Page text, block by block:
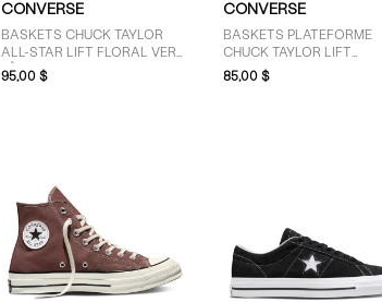
CONVERSE
BASKETS CHUCK TAYLOR
ALL-STAR LIFT FLORAL VERT
PÂLE POUR FEMMES
95,00 $
CONVERSE
BASKETS PLATEFORME
CHUCK TAYLOR LIFT
BLANCHES POUR FEMMES
85,00 $